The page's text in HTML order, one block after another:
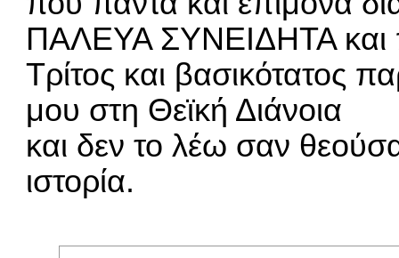
ΠΑΛΕΥΑ ΣΥΝΕΙΔΗΤΑ και
Τρίτος και βασικότατος
μου στη Θεϊκή Διάνοια
και δεν το λέω σαν
ιστορία.